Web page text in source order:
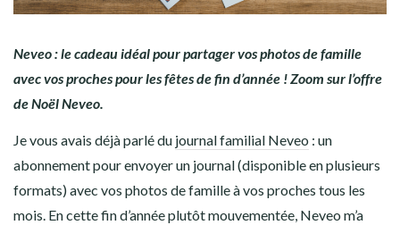
Neveo : le cadeau idéal pour partager vos photos de famille
avec vos proches pour les fêtes de fin d’année ! Zoom sur l’offre
de Noël Neveo.
Je vous avais déjà parlé du journal familial Neveo : un
abonnement pour envoyer un journal (disponible en plusieurs
formats) avec vos photos de famille à vos proches tous les
mois. En cette fin d’année plutôt mouvementée, Neveo m’a